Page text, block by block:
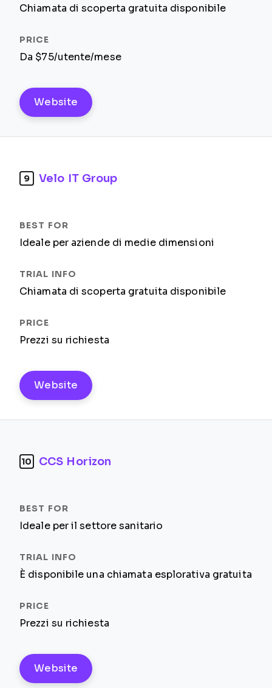
Chiamata di scoperta gratuita disponibile
Da $75/utente/mese
Website
9 Velo IT Group
Ideale per aziende di medie dimensioni
Chiamata di scoperta gratuita disponibile
Prezzi su richiesta
Website
10 CCS Horizon
Ideale per il settore sanitario
È disponibile una chiamata esplorativa gratuita
Prezzi su richiesta
Website